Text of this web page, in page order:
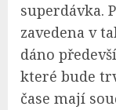
superdávka.
zavedena v
dáno
které bude
čase mají